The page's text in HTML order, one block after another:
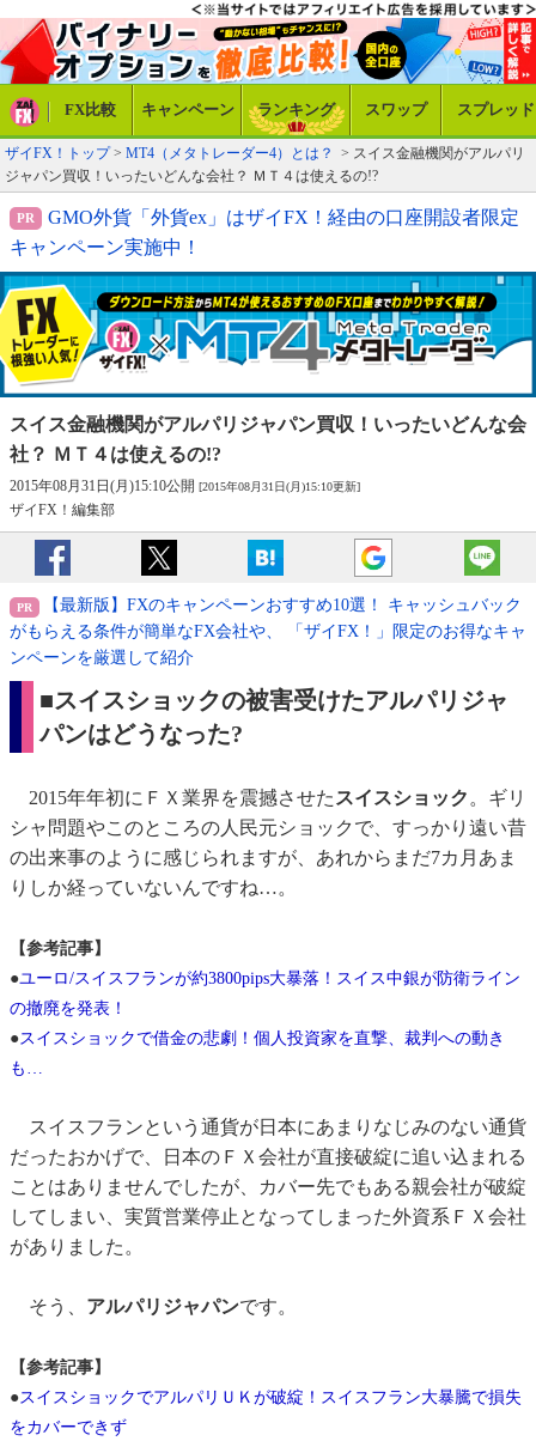
FX比較 キャンペーン ランキング スワップ スプレッド
ザイFX！トップ> MT4（メタトレーダー4）とは？
> スイス金融機関がアルパリ
ジャパン買収！いったいどんな会社？ ＭＴ４は使えるの!?
GMO外貨「外貨ex」はザイFX！経由の口座開設者限定
キャンペーン実施中！
スイス金融機関がアルパリジャパン買収！ いったいどんな会
社？ ＭＴ４は使えるの!?
2015年08月31日(月)15:10公開 [2015年08月31日(月)15:10更新]
ザイFX！編集部
【最新版】FXのキャンペーンおすすめ10選！ キャッシュバック
がもらえる条件が簡単なFX会社や、 「ザイFX！」限定のお得なキャ
ンペーンを厳選して紹介
■スイスショックの被害受けたアルパリジャ
パンはどうなった?
2015年年初にＦＸ業界を震撼させた スイスショック 。ギリ
シャ問題やこのところの人民元ショックで、すっかり遠い昔
の出来事のように感じられますが、あれからまだ7カ月あま
りしか経っていないんですね…。
【参考記事】
●ユーロ/スイスフランが約3800pips大暴落！スイス中銀が防衛ライン
の撤廃を発表！
●スイスショックで借金の悲劇！個人投資家を直撃、裁判への動き
も…
スイスフランという通貨が日本にあまりなじみのない通貨
だったおかげで、日本のＦＸ会社が直接破綻に追い込まれる
ことはありませんでしたが、カバー先でもある親会社が破綻
してしまい、実質営業停止となってしまった外資系ＦＸ会社
がありました。
そう、 アルパリジャパンです。
【参考記事】
●スイスショックでアルパリＵＫが破綻！スイスフラン大暴騰で損失
をカバーできず